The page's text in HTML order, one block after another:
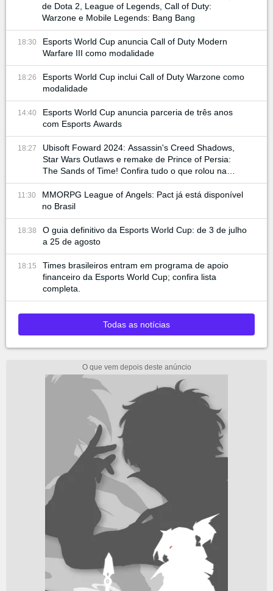
de Dota 2, League of Legends, Call of Duty:
Warzone e Mobile Legends: Bang Bang
18:30
Esports World Cup anuncia Call of Duty Modern
Warfare III como modalidade
18:26
Esports World Cup inclui Call of Duty Warzone como
modalidade
14:40
Esports World Cup anuncia parceria de três anos
com Esports Awards
18:27
Ubisoft Foward 2024: Assassin's Creed Shadows,
Star Wars Outlaws e remake de Prince of Persia:
The Sands of Time! Confira tudo o que rolou na
conferência
11:30
MMORPG League of Angels: Pact já está disponível
no Brasil
18:38
O guia definitivo da Esports World Cup: de 3 de julho
a 25 de agosto
18:15
Times brasileiros entram em programa de apoio
financeiro da Esports World Cup; confira lista
completa.
Todas as notícias